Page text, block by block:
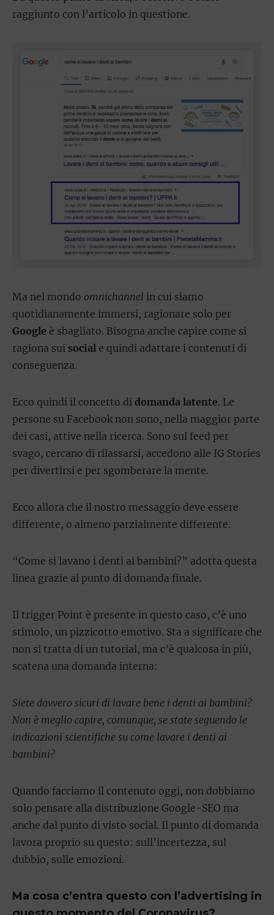
raggiunto con l’articolo in questione.
Ma nel mondo omnichannel in cui siamo
quotidianamente immersi, ragionare solo per
Google è sbagliato. Bisogna anche capire come si
ragiona sui social e quindi adattare i contenuti di
conseguenza.
Ecco quindi il concetto di domanda latente. Le
persone su Facebook non sono, nella maggior parte
dei casi, attive nella ricerca. Sono sul feed per
svago, cercano di rilassarsi, accedono alle IG Stories
per divertirsi e per sgomberare la mente.
Ecco allora che il nostro messaggio deve essere
differente, o almeno parzialmente differente.
“Come si lavano i denti ai bambini?” adotta questa
linea grazie al punto di domanda finale.
Il trigger Point è presente in questo caso, c’è uno
stimolo, un pizzicotto emotivo. Sta a significare che
non si tratta di un tutorial, ma c’è qualcosa in più,
scatena una domanda interna:
Siete davvero sicuri di lavare bene i denti ai bambini?
Non è meglio capire, comunque, se state seguendo le
indicazioni scientifiche su come lavare i denti ai
bambini?
Quando facciamo il contenuto oggi, non dobbiamo
solo pensare alla distribuzione Google-SEO ma
anche dal punto di visto social. Il punto di domanda
lavora proprio su questo: sull’incertezza, sul
dubbio, sulle emozioni.
Ma cosa c’entra questo con l’advertising in